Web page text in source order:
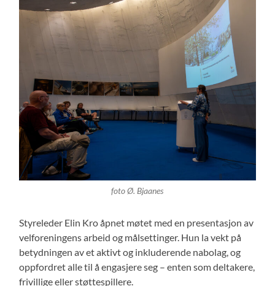
foto Ø. Bjaanes
Styreleder Elin Kro åpnet møtet med en presentasjon av
velforeningens arbeid og målsettinger. Hun la vekt på
betydningen av et aktivt og inkluderende nabolag, og
oppfordret alle til å engasjere seg – enten som deltakere,
frivillige eller støttespillere.